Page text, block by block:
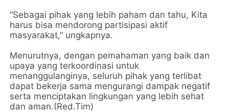
“Sebagai pihak yang lebih paham dan tahu, Kita
harus bisa mendorong partisipasi aktif
masyarakat,” ungkapnya.
Menurutnya, dengan pemahaman yang baik dan
upaya yang terkoordinasi untuk
menanggulanginya, seluruh pihak yang terlibat
dapat bekerja sama mengurangi dampak negatif
serta menciptakan lingkungan yang lebih sehat
dan aman.(Red.Tim)